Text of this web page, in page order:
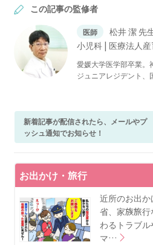
この記事の監修者
医師
松井 潔 先
小児科 | 医療法人
愛媛大学医学部卒業。
ジュニアレジデント、
経科レジデント、神
期医療部・新生児科
在、医療法人産育会 堀
児科専門医、小児神経
新着記事が配信されたら、メールやプ
ッシュ通知でお知らせ！
お出かけ・旅行
近所のお出
省、家族旅
わるトラブ
マ…